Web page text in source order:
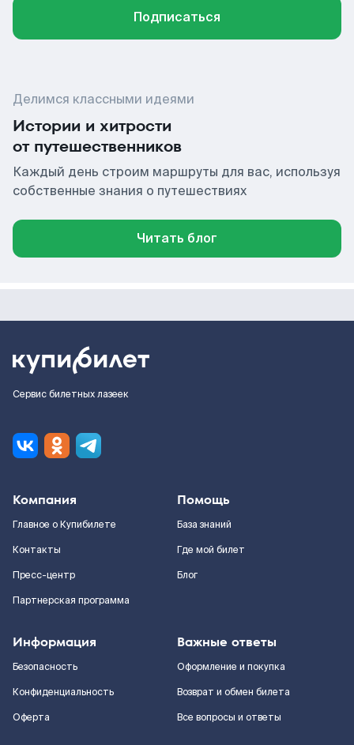
Подписаться
Делимся классными идеями
Истории и хитрости
от путешественников
Каждый день строим маршруты для вас, используя
собственные знания о путешествиях
Читать блог
Сервис билетных лазеек
Компания
Главное о Купибилете
Контакты
Пресс-центр
Партнерская программа
Помощь
База знаний
Где мой билет
Блог
Информация
Безопасность
Конфиденциальность
Оферта
Важные ответы
Оформление и покупка
Возврат и обмен билета
Все вопросы и ответы